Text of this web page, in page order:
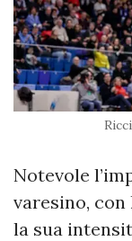
Notevole
varesino, con
la sua